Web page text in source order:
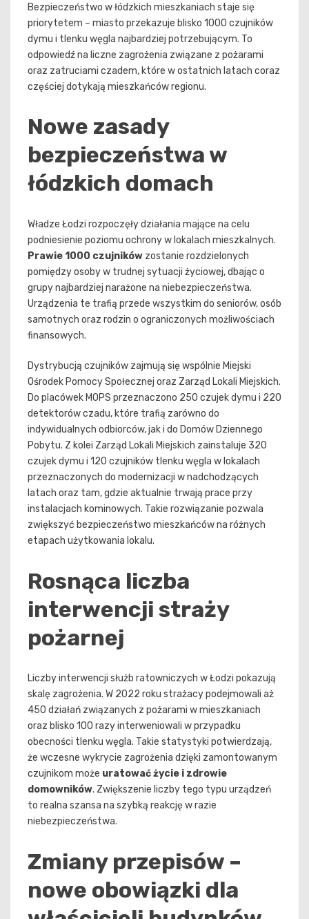
Bezpieczeństwo w łódzkich mieszkaniach staje się
priorytetem – miasto przekazuje blisko 1000 czujników
dymu i tlenku węgla najbardziej potrzebującym. To
odpowiedź na liczne zagrożenia związane z pożarami
oraz zatruciami czadem, które w ostatnich latach coraz
częściej dotykają mieszkańców regionu.
Nowe zasady
bezpieczeństwa w
łódzkich domach
Władze Łodzi rozpoczęły działania mające na celu
podniesienie poziomu ochrony w lokalach mieszkalnych.
Prawie 1000 czujników zostanie rozdzielonych
pomiędzy osoby w trudnej sytuacji życiowej, dbając o
grupy najbardziej narażone na niebezpieczeństwa.
Urządzenia te trafią przede wszystkim do seniorów, osób
samotnych oraz rodzin o ograniczonych możliwościach
finansowych.
Dystrybucją czujników zajmują się wspólnie Miejski
Ośrodek Pomocy Społecznej oraz Zarząd Lokali Miejskich.
Do placówek MOPS przeznaczono 250 czujek dymu i 220
detektorów czadu, które trafią zarówno do
indywidualnych odbiorców, jak i do Domów Dziennego
Pobytu. Z kolei Zarząd Lokali Miejskich zainstaluje 320
czujek dymu i 120 czujników tlenku węgla w lokalach
przeznaczonych do modernizacji w nadchodzących
latach oraz tam, gdzie aktualnie trwają prace przy
instalacjach kominowych. Takie rozwiązanie pozwala
zwiększyć bezpieczeństwo mieszkańców na różnych
etapach użytkowania lokalu.
Rosnąca liczba
interwencji straży
pożarnej
Liczby interwencji służb ratowniczych w Łodzi pokazują
skalę zagrożenia. W 2022 roku strażacy podejmowali aż
450 działań związanych z pożarami w mieszkaniach
oraz blisko 100 razy interweniowali w przypadku
obecności tlenku węgla. Takie statystyki potwierdzają,
że wczesne wykrycie zagrożenia dzięki zamontowanym
czujnikom może uratować życie i zdrowie
domowników. Zwiększenie liczby tego typu urządzeń
to realna szansa na szybką reakcję w razie
niebezpieczeństwa.
Zmiany przepisów –
nowe obowiązki dla